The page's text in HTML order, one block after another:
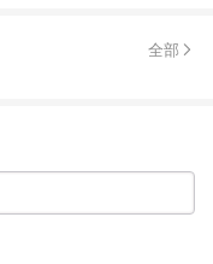
求进一步的立法和监
全部